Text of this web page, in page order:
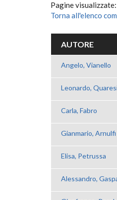
Pagine
Torna all'elenco
AUTORE
Angelo, Vianello
Leonardo,
Carla, Fabro
Gianmario, Arnulfi
Elisa, Petrussa
Alessandro,